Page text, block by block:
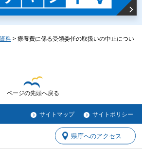
料 > 療養費に係る受領委任の取扱いの中止につい
ページの先頭へ戻る
サイトマップ サイトポリシー
県庁へのアクセス